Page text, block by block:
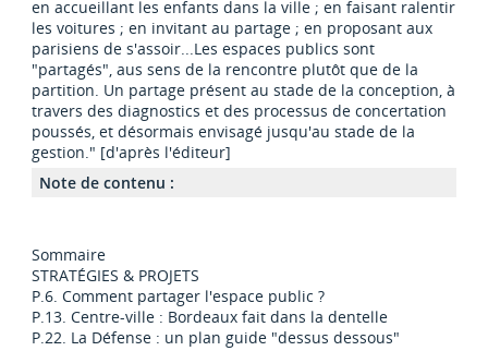
en accueillant les enfants dans la ville ; en faisant ralentir
les voitures ; en invitant au partage ; en proposant aux
parisiens de s'assoir...Les espaces publics sont
"partagés", aus sens de la rencontre plutôt que de la
partition. Un partage présent au stade de la conception, à
travers des diagnostics et des processus de concertation
poussés, et désormais envisagé jusqu'au stade de la
gestion." [d'après l'éditeur]
Note de contenu :
Sommaire
STRATÉGIES & PROJETS
P.6. Comment partager l'espace public ?
P.13. Centre-ville : Bordeaux fait dans la dentelle
P.22. La Défense : un plan guide "dessus dessous"